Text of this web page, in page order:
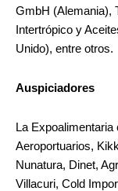
GmbH (Alemania),
Intertrópico y
Unido), entre otros.
Auspiciadores
La Expoalimentaria
Aeroportuarios,
Nunatura, Dinet,
Villacuri, Cold